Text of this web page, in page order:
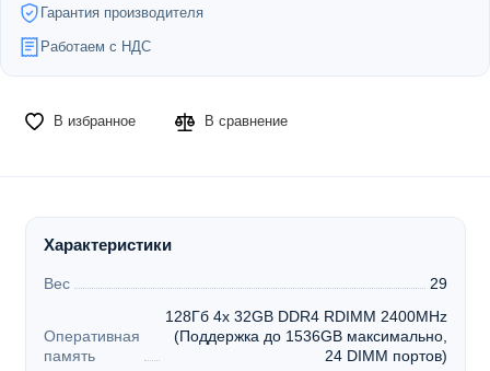
Гарантия производителя
Работаем с НДС
В избранное В сравнение
Характеристики
Вес 29
Оперативная
память
128Гб 4x 32GB DDR4 RDIMM 2400MHz
(Поддержка до 1536GB максимально,
24 DIMM портов)